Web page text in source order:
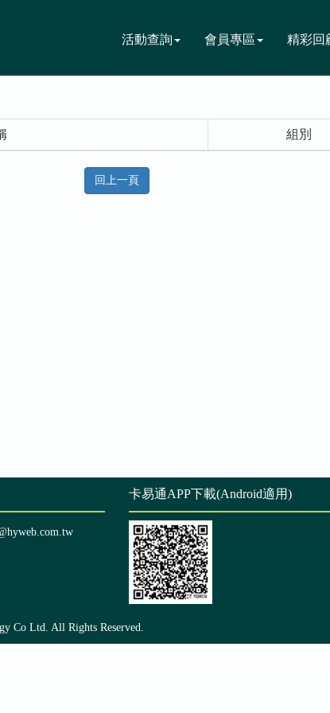
活動查詢 會員專區 精彩回
組別
回上一頁
卡易通APP下載(Android適用)
Co Ltd. All Rights Reserved.